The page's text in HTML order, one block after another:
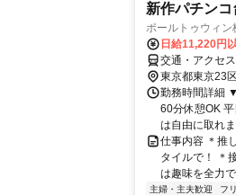
新作パチン
ポールトゥウィ
日給11,220円
交通・アクセ
東京都東京23
勤務時間詳細
60分休憩OK
は自由に取れ
仕事内容 ＊推
タイルで！ ＊
は趣味を全力
主婦・主夫歓迎 フ